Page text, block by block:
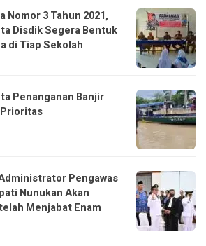
Nomor 3 Tahun 2021,
Disdik Segera Bentuk
di Tiap Sekolah
Penanganan Banjir
Pengawas
Nunukan Akan
Menjabat Enam